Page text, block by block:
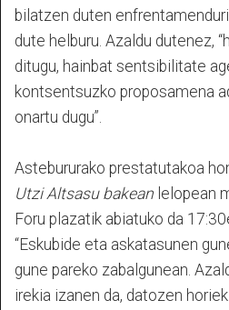
bilatzen duten
dute helburu. Azaldu dutenez,
ditugu, hainbat sentsibilitate
kontsentsuzko proposamena
onartu dugu”.
Astebururako prestatutakoa
Utzi Altsasu bakean lelopean
Foru plazatik abiatuko da
“Eskubide eta askatasunen
gune pareko zabalgunean.
irekia izanen da, datozen